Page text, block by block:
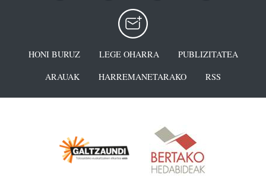
HONI BURUZ LEGE OHARRA
PUBLIZITATEA
ARAUAK
HARREMANETARAKO RSS